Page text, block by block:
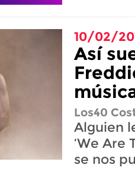
10/02/
Así
Los40
Alguien
‘We Are
se nos